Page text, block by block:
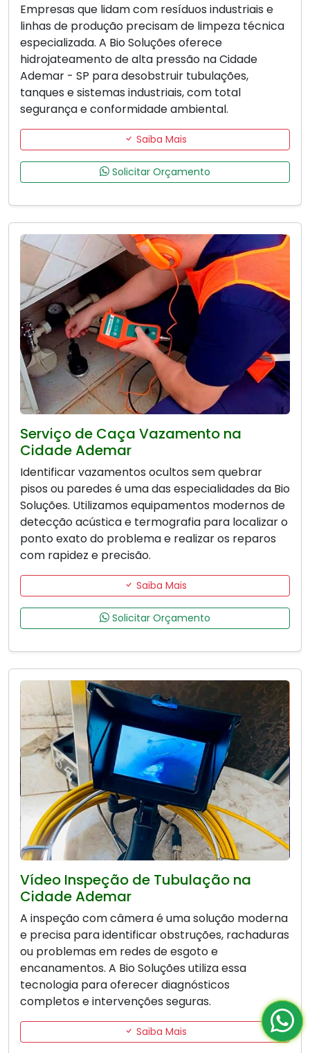
Empresas que lidam com resíduos industriais e
linhas de produção precisam de limpeza técnica
especializada. A Bio Soluções oferece
hidrojateamento de alta pressão na Cidade
Ademar - SP para desobstruir tubulações,
tanques e sistemas industriais, com total
segurança e conformidade ambiental.
Saiba Mais
Solicitar Orçamento
Serviço de Caça Vazamento na
Cidade Ademar
Identificar vazamentos ocultos sem quebrar
pisos ou paredes é uma das especialidades da Bio
Soluções. Utilizamos equipamentos modernos de
detecção acústica e termografia para localizar o
ponto exato do problema e realizar os reparos
com rapidez e precisão.
Saiba Mais
Solicitar Orçamento
Vídeo Inspeção de Tubulação na
Cidade Ademar
A inspeção com câmera é uma solução moderna
e precisa para identificar obstruções, rachaduras
ou problemas em redes de esgoto e
encanamentos. A Bio Soluções utiliza essa
tecnologia para oferecer diagnósticos
completos e intervenções seguras.
Saiba Mais